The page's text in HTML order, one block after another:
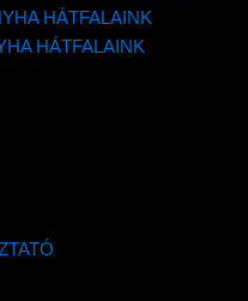
HÁTFALAINK
HÁTFALAINK
FEKETE